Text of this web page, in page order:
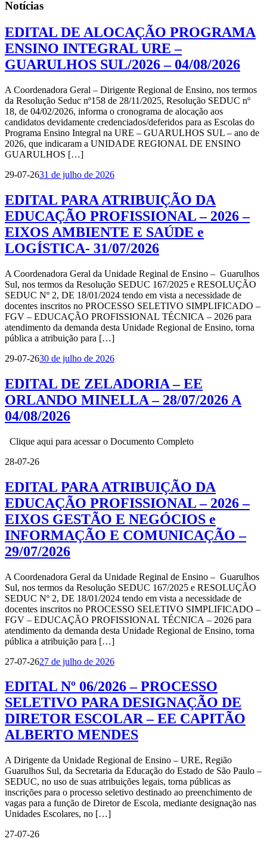
Notícias
EDITAL DE ALOCAÇÃO PROGRAMA
ENSINO INTEGRAL URE –
GUARULHOS SUL/2026 – 04/08/2026
A Coordenadora Geral – Dirigente Regional de Ensino, nos termos
da Resolução Seduc nº158 de 28/11/2025, Resolução SEDUC nº
18, de 04/02/2026, informa o cronograma de alocação aos
candidatos devidamente credenciados/deferidos para as Escolas do
Programa Ensino Integral na URE – GUARULHOS SUL – ano de
2026, que indicaram a UNIDADE REGIONAL DE ENSINO
GUARULHOS […]
29-07-2631 de julho de 2026
EDITAL PARA ATRIBUIÇÃO DA
EDUCAÇÃO PROFISSIONAL – 2026 –
EIXOS AMBIENTE E SAÚDE e
LOGÍSTICA- 31/07/2026
A Coordenadora Geral da Unidade Reginal de Ensino – Guarulhos
Sul, nos termos da Resolução SEDUC 167/2025 e RESOLUÇÃO
SEDUC Nº 2, DE 18/01/2024 tendo em vista a necessidade de
docentes inscritos no PROCESSO SELETIVO SIMPLIFICADO –
FGV – EDUCAÇÃO PROFISSIONAL TÉCNICA – 2026 para
atendimento da demanda desta Unidade Regional de Ensino, torna
pública a atribuição para […]
29-07-2630 de julho de 2026
EDITAL DE ZELADORIA – EE
ORLANDO MINELLA – 28/07/2026 A
04/08/2026
Clique aqui para acessar o Documento Completo
28-07-26
EDITAL PARA ATRIBUIÇÃO DA
EDUCAÇÃO PROFISSIONAL – 2026 –
EIXOS GESTÃO E NEGÓCIOS e
INFORMAÇÃO E COMUNICAÇÃO –
29/07/2026
A Coordenadora Geral da Unidade Reginal de Ensino – Guarulhos
Sul, nos termos da Resolução SEDUC 167/2025 e RESOLUÇÃO
SEDUC Nº 2, DE 18/01/2024 tendo em vista a necessidade de
docentes inscritos no PROCESSO SELETIVO SIMPLIFICADO –
FGV – EDUCAÇÃO PROFISSIONAL TÉCNICA – 2026 para
atendimento da demanda desta Unidade Regional de Ensino, torna
pública a atribuição para […]
27-07-2627 de julho de 2026
EDITAL Nº 06/2026 – PROCESSO
SELETIVO PARA DESIGNAÇÃO DE
DIRETOR ESCOLAR – EE CAPITÃO
ALBERTO MENDES
A Dirigente da Unidade Regional de Ensino – URE, Região
Guarulhos Sul, da Secretaria da Educação do Estado de São Paulo –
SEDUC, no uso de suas atribuições legais, torna públicas as
inscrições para o processo seletivo destinado ao preenchimento de
vagas para a função de Diretor de Escola, mediante designação nas
Unidades Escolares, no […]
27-07-26